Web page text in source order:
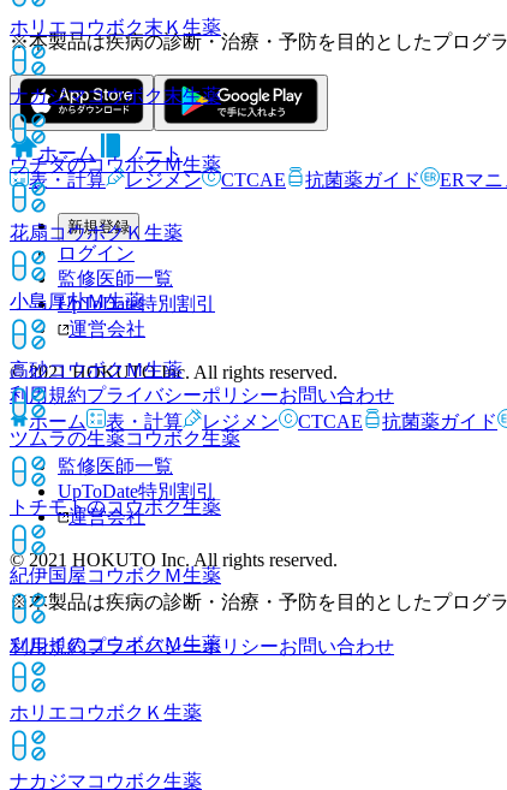
ホリエコウボク末Ｋ 生薬
ナカジマコウボク末生薬
ウチダのコウボクＭ生薬
花扇コウボクＫ 生薬
小島厚朴Ｍ生薬
高砂コウボクＭ生薬
ツムラの生薬コウボク生薬
トチモトのコウボク生薬
紀伊国屋コウボクＭ生薬
ツルイのコウボクＭ生薬
ホリエコウボクＫ 生薬
ナカジマコウボク生薬
※本製品は疾病の診断・治療・予防を目的としたプログラ
ホーム
ノート
表・計算
レジメン CTCAE 抗菌薬ガイド ERマ
新規登録
ログイン
監修医師一覧
UpToDate特別割引
運営会社
© 2021 HOKUTO Inc. All rights reserved.
利用規約プライバシーポリシーお問い合わせ
ホーム
表・計算 レジメン CTCAE 抗菌薬ガイド
監修医師一覧
UpToDate特別割引
運営会社
© 2021 HOKUTO Inc. All rights reserved.
※本製品は疾病の診断・治療・予防を目的としたプログ
利用規約プライバシーポリシーお問い合わせ